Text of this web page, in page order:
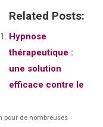
Related Posts:
Hypnose
thérapeutique :
une solution
efficace contre le
pour de nombreuses